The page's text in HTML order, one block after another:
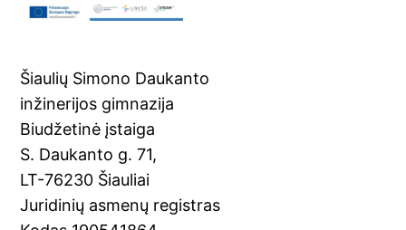
Šiaulių Simono Daukanto
inžinerijos gimnazija
Biudžetinė įstaiga
S. Daukanto g. 71,
LT-76230 Šiauliai
Juridinių asmenų registras